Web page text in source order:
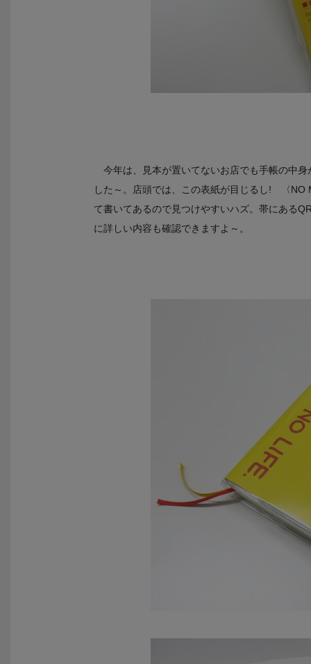
今年は、見本が置いてないお店でも手帳の中
した～。店頭では、この表紙が目じるし! 〈NO
て書いてあるので見つけやすいハズ。帯にある
に詳しい内容も確認できますよ～。